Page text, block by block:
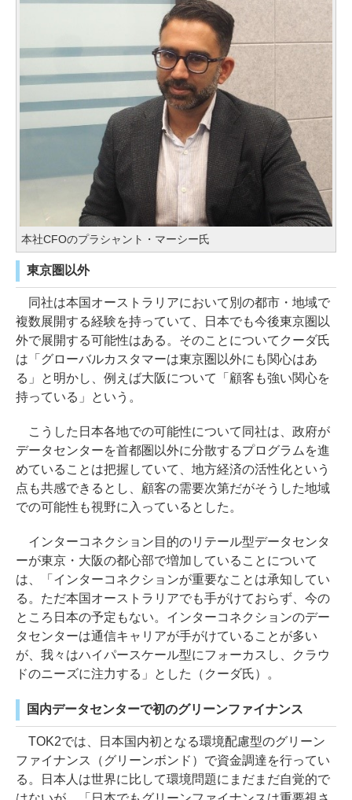
本社CFOのプラシャント・マーシー氏
東京圏以外
同社は本国オーストラリアにおいて別の都市・地域で
複数展開する経験を持っていて、日本でも今後東京圏以
外で展開する可能性はある。そのことについてクーダ氏
は「グローバルカスタマーは東京圏以外にも関心はあ
る」と明かし、例えば大阪について「顧客も強い関心を
持っている」という。
こうした日本各地での可能性について同社は、政府が
データセンターを首都圏以外に分散するプログラムを進
めていることは把握していて、地方経済の活性化という
点も共感できるとし、顧客の需要次第だがそうした地域
での可能性も視野に入っているとした。
インターコネクション目的のリテール型データセンタ
ーが東京・大阪の都心部で増加していることについて
は、「インターコネクションが重要なことは承知してい
る。ただ本国オーストラリアでも手がけておらず、今の
ところ日本の予定もない。インターコネクションのデー
タセンターは通信キャリアが手がけていることが多い
が、我々はハイパースケール型にフォーカスし、クラウ
ドのニーズに注力する」とした（クーダ氏）。
国内データセンターで初のグリーンファイナンス
TOK2では、日本国内初となる環境配慮型のグリーン
ファイナンス（グリーンボンド）で資金調達を行ってい
る。日本人は世界に比して環境問題にまだまだ自覚的で